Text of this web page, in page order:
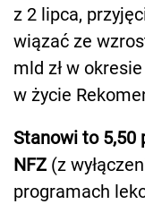
z 2 lipca,
wiązać ze
mld zł w
w życie
Stanowi to 5,50
NFZ (z
programach